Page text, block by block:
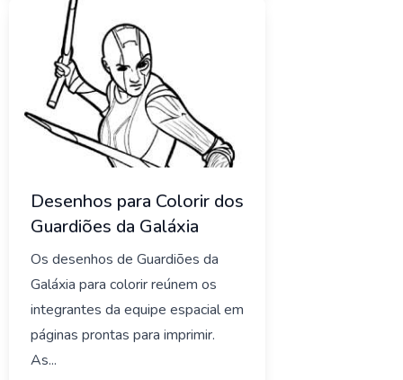
Desenhos para Colorir dos
Guardiões da Galáxia
Os desenhos de Guardiões da
Galáxia para colorir reúnem os
integrantes da equipe espacial em
páginas prontas para imprimir.
As...